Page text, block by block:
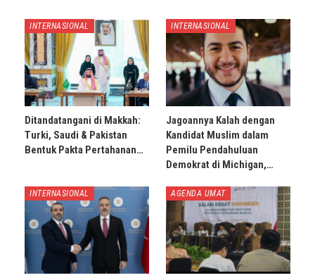
INTERNASIONAL
Ditandatangani di Makkah:
Turki, Saudi & Pakistan
Bentuk Pakta Pertahanan…
INTERNASIONAL
Jagoannya Kalah dengan
Kandidat Muslim dalam
Pemilu Pendahuluan
Demokrat di Michigan,…
INTERNASIONAL AGENDA UMAT